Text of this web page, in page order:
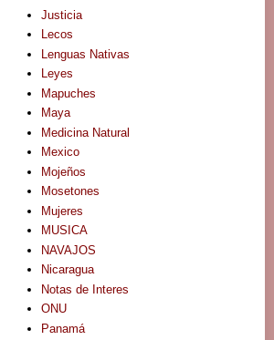
Justicia
Lecos
Lenguas Nativas
Leyes
Mapuches
Maya
Medicina Natural
Mexico
Mojeños
Mosetones
Mujeres
MUSICA
NAVAJOS
Nicaragua
Notas de Interes
ONU
Panamá